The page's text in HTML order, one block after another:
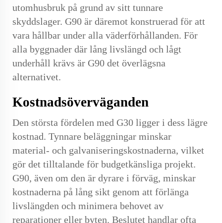
utomhusbruk på grund av sitt tunnare
skyddslager. G90 är däremot konstruerad för att
vara hållbar under alla väderförhållanden. För
alla byggnader där lång livslängd och lågt
underhåll krävs är G90 det överlägsna
alternativet.
Kostnadsöverväganden
Den största fördelen med G30 ligger i dess lägre
kostnad. Tynnare beläggningar minskar
material- och galvaniseringskostnaderna, vilket
gör det tilltalande för budgetkänsliga projekt.
G90, även om den är dyrare i förväg, minskar
kostnaderna på lång sikt genom att förlänga
livslängden och minimera behovet av
reparationer eller byten. Beslutet handlar ofta